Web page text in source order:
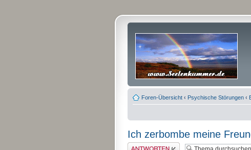
Foren-Übersicht ‹ Psychische Störungen ‹
Ich zerbombe meine
Antwort erstellen